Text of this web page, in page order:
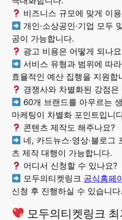
비즈니스 규모에 맞게 이
개인·소상공인·기업 모두
공이 가능합니다.
광고 비용은 어떻게 되나
서비스 유형과 범위에 따
효율적인 예산 집행을 지원합
경쟁사와 차별화된 강점은
60개 브랜드를 아우르는
마케팅이 차별화 포인트입니
콘텐츠 제작도 해주나요?
네, 카드뉴스·영상·블로그
츠 제작 대행이 가능합니다.
어디서 신청할 수 있나요?
모두의티켓링크 공식홈페
신청 후 진행하실 수 있습니다.
모두의티켓링크